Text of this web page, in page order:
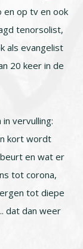
en op tv en ook
tenorsolist,
als evangelist
20 keer in de
vervulling:
kort wordt
en wat er
tot corona,
tot diepe
dat dan weer